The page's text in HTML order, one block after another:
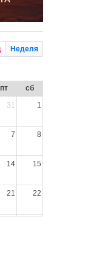
Неделя
пт
сб
31 1
7 8
14 15
21 22